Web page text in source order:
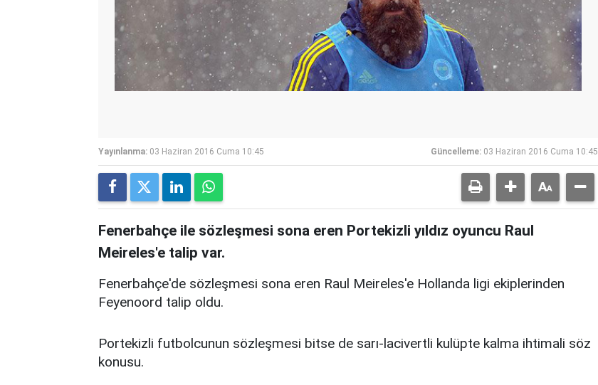
Yayınlanma: 03 Haziran 2016 Cuma 10:45 Güncelleme: 03 Haziran 2016 Cuma 10:45
Fenerbahçe ile sözleşmesi sona eren Portekizli yıldız oyuncu Raul
Meireles'e talip var.
Fenerbahçe'de sözleşmesi sona eren Raul Meireles'e Hollanda ligi ekiplerinden
Feyenoord talip oldu.
Portekizli futbolcunun sözleşmesi bitse de sarı-lacivertli kulüpte kalma ihtimali söz
konusu.